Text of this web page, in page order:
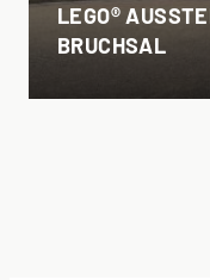
LEGO®
BRUCHSAL